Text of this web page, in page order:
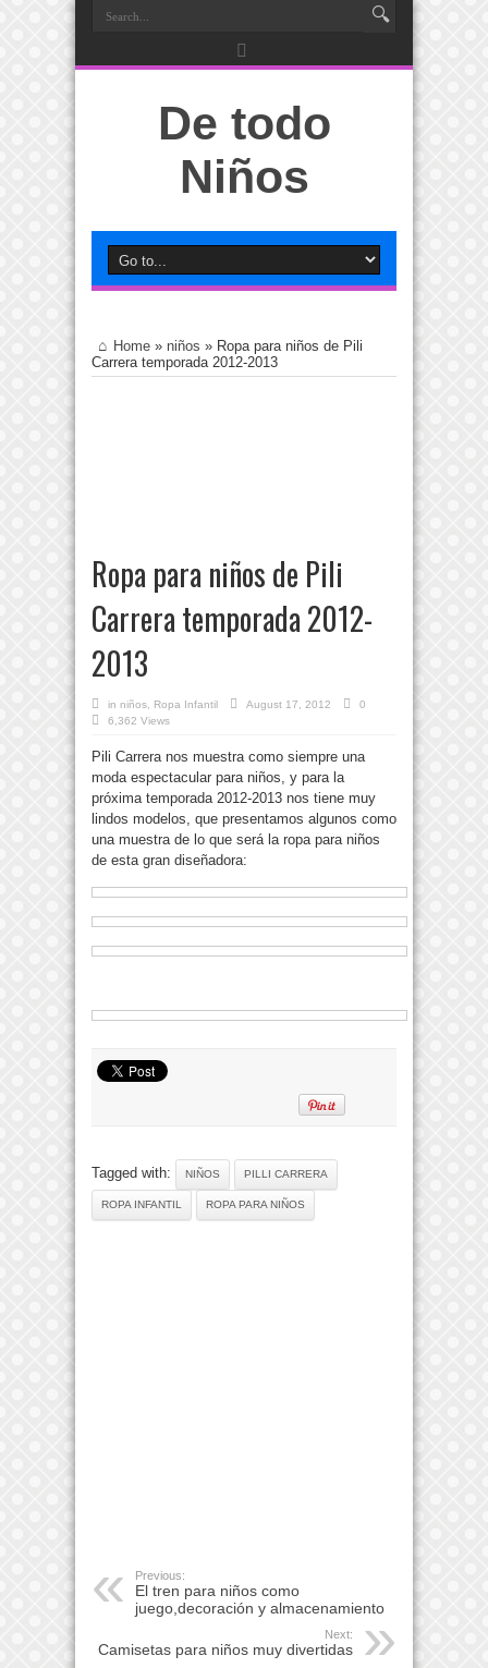
De todo
Niños
Home » niños » Ropa para niños de Pili
Carrera temporada 2012-2013
Ropa para niños de Pili
Carrera temporada 2012-
2013
in niños Ropa Infantil August 17, 2012
0
6,362 Views
Pili Carrera nos muestra como siempre una
moda espectacular para niños, y para la
próxima temporada 2012-2013 nos tiene muy
lindos modelos, que presentamos algunos como
una muestra de lo que será la ropa para niños
de esta gran diseñadora:
Tagged with: NIÑOS PILLI CARRERA
ROPA INFANTIL ROPA PARA NIÑOS
Previous:
El tren para niños como
juego,decoración y almacenamiento
Next:
Camisetas para niños muy divertidas